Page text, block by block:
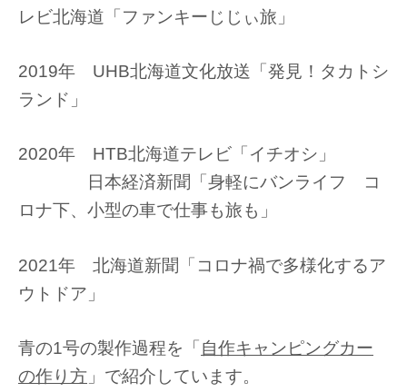
レビ北海道「ファンキーじじぃ旅」
2019年 UHB北海道文化放送「発見！タカトシ
ランド」
2020年 HTB北海道テレビ「イチオシ」
日本経済新聞「身軽にバンライフ コ
ロナ下、小型の車で仕事も旅も」
2021年 北海道新聞「コロナ禍で多様化するア
ウトドア」
青の1号の製作過程を「自作キャンピングカー
の作り方 」で紹介しています。